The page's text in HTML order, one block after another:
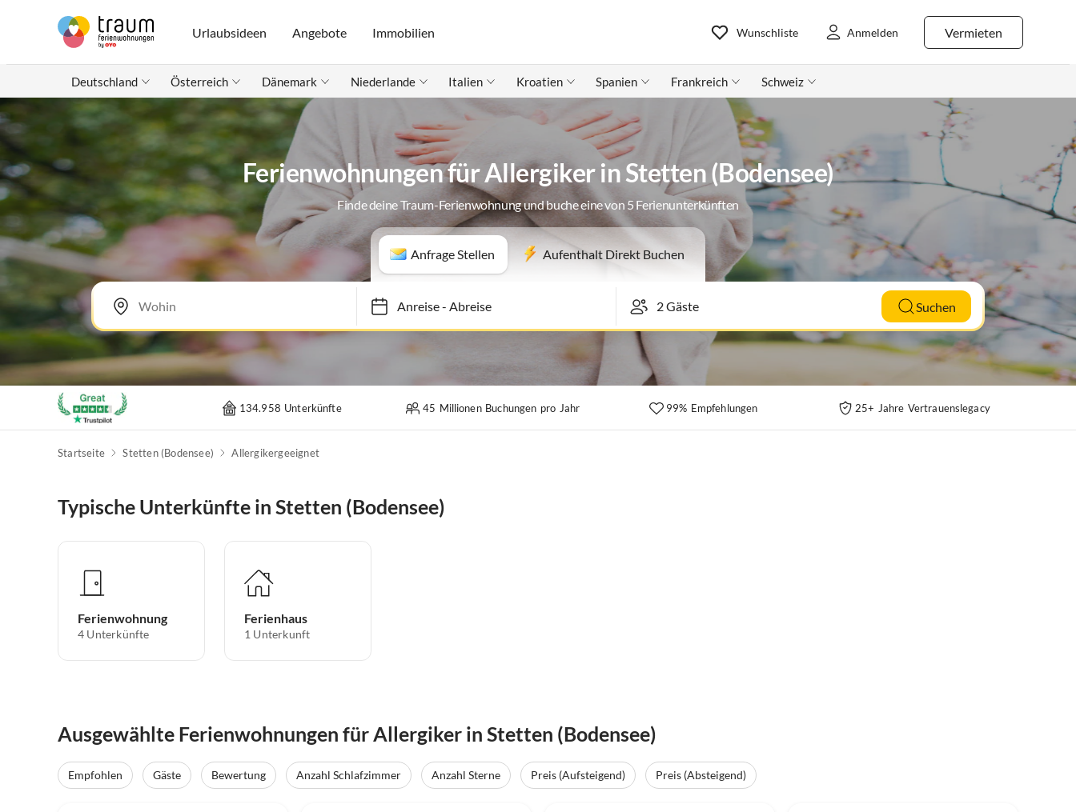
Urlaubsideen Angebote Immobilien Vermieten
Wunschliste Anmelden
Deutschland Österreich Dänemark Niederlande Italien Kroatien Spanien Frankreich Schweiz
Ferienwohnungen für Allergiker in Stetten (Bodensee)
Finde deine Traum-Ferienwohnung und buche eine von 5 Ferienunterkünften
Anfrage Stellen Aufenthalt Direkt Buchen
Anreise-Abreise Suchen
134.958 Unterkünfte 45 Millionen Buchungen pro Jahr 99% Empfehlungen 25+ Jahre Vertrauenslegacy
Startseite Stetten (Bodensee) Allergikergeeignet
Typische Unterkünfte in Stetten (Bodensee)
Ferienwohnung
4 Unterkünfte
Ferienhaus
1 Unterkunft
Ausgewählte Ferienwohnungen für Allergiker in Stetten (Bodensee)
Empfohlen Gäste Bewertung Anzahl Schlafzimmer Anzahl Sterne Preis (Aufsteigend)
Preis (Absteigend)
Top-Inserat